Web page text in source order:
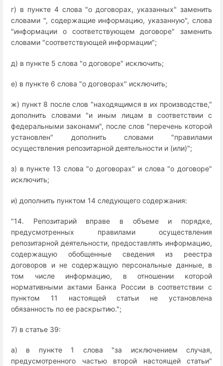
г) в пункте 4 слова "о договорах, указанных" заменить
словами ", содержащие информацию, указанную", слова
"информации о соответствующем договоре" заменить
словами "соответствующей информации";
д) в пункте 5 слова "о договоре" исключить;
е) в пункте 6 слова "о договорах" исключить;
ж) пункт 8 после слов "находящимся в их производстве,"
дополнить словами "и иным лицам в соответствии с
федеральными законами", после слов "перечень которой
установлен" дополнить словами "правилами
осуществления репозитарной деятельности и (или)";
з) в пункте 13 слова "о договорах" и слова "о договоре"
исключить;
и) дополнить пунктом 14 следующего содержания:
"14. Репозитарий вправе в объеме и порядке,
предусмотренных правилами осуществления
репозитарной деятельности, предоставлять информацию,
содержащую обобщенные сведения из реестра
договоров и не содержащую персональные данные, в
том числе информацию, в отношении которой
нормативными актами Банка России в соответствии с
пунктом 11 настоящей статьи не установлена
обязанность по ее раскрытию.";
7) в статье 39:
а) в пункте 1 слова "за исключением случая,
предусмотренного частью второй настоящей статьи"